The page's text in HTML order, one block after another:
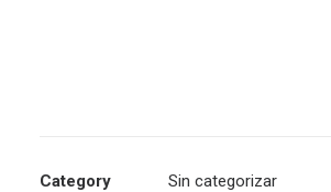
Category Sin categorizar